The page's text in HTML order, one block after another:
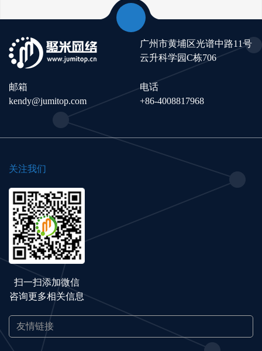
广州市黄埔区光谱中路11号
云升科学园C栋706
邮箱
kendy@jumitop.com
电话
+86-4008817968
关注我们
扫一扫添加微信
咨询更多相关信息